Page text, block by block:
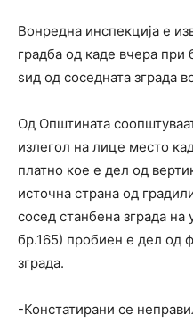
Вонредна инспекција е
градба од каде вчера
ѕид од соседната зграда
Од Општината
излегол на лице место
платно кое е дел од
источна страна од
сосед станбена зграда на
бр.165) пробиен е дел од
зграда.
-Констатирани се